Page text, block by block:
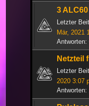
3
Letzter
Mär, 2021
Antworten:
Netzteil
Letzter
2020 3:07
Antworten: